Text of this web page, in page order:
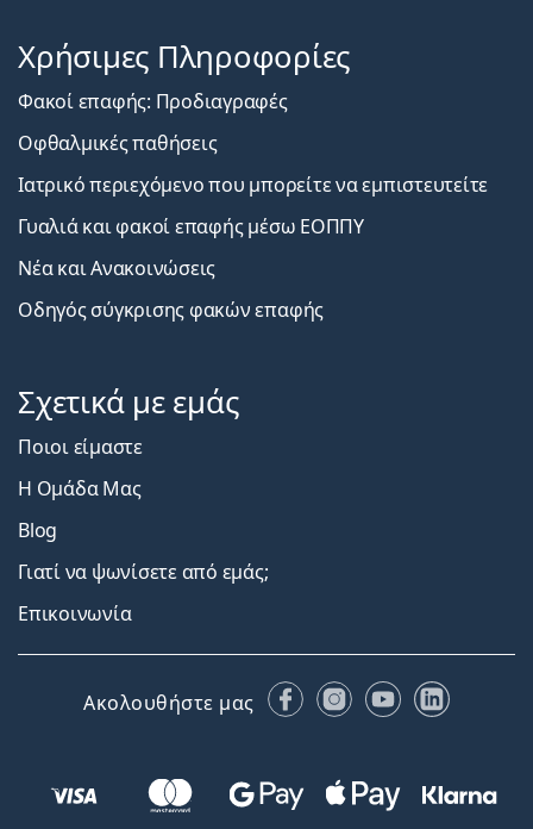
Χρήσιμες Πληροφορίες
Φακοί επαφής: Προδιαγραφές
Οφθαλμικές παθήσεις
Ιατρικό περιεχόμενο που μπορείτε να εμπιστευτείτε
Γυαλιά και φακοί επαφής μέσω ΕΟΠΠΥ
Νέα και Ανακοινώσεις
Οδηγός σύγκρισης φακών επαφής
Σχετικά με εμάς
Ποιοι είμαστε
Η Ομάδα Μας
Blog
Γιατί να ψωνίσετε από εμάς;
Επικοινωνία
Ακολουθήστε μας FacebookInstagram
YouTubeLinkedIn